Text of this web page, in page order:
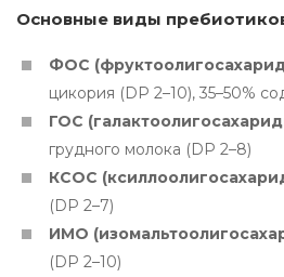
Основные виды
ФОС
цикория (DP 2–10), 35–50%
ГОС
грудного молока (DP 2–8)
КСОС
(DP 2–7)
ИМО
(DP 2–10)